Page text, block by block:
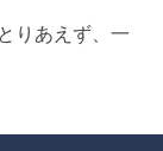
りあえず、一